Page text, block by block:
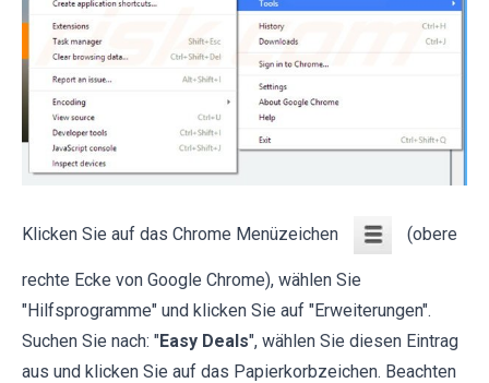
Klicken Sie auf das Chrome Menüzeichen (obere
rechte Ecke von Google Chrome), wählen Sie
"Hilfsprogramme" und klicken Sie auf "Erweiterungen".
Suchen Sie nach: "Easy Deals", wählen Sie diesen Eintrag
aus und klicken Sie auf das Papierkorbzeichen. Beachten